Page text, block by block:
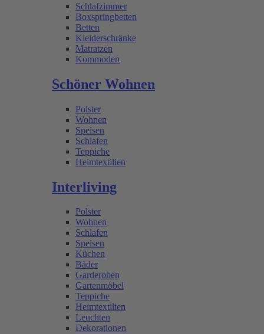
Schlafzimmer
Boxspringbetten
Betten
Kleiderschränke
Matratzen
Kommoden
Schöner Wohnen
Polster
Wohnen
Speisen
Schlafen
Teppiche
Heimtextilien
Interliving
Polster
Wohnen
Schlafen
Speisen
Küchen
Bäder
Garderoben
Gartenmöbel
Teppiche
Heimtextilien
Leuchten
Dekorationen